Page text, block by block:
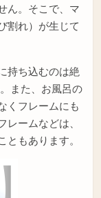
ん。そこで、マ
割れ）が生じて
持ち込むのは絶
また、お風呂の
くフレームにも
ームなどは、
もあります。